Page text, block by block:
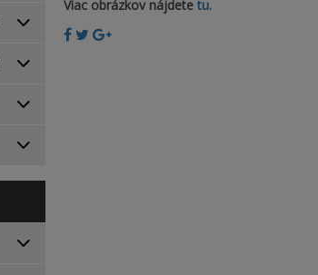
Viac obrázkov nájdetetu.